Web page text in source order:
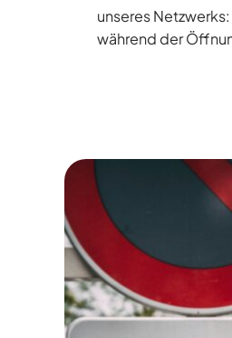
unseres
während der